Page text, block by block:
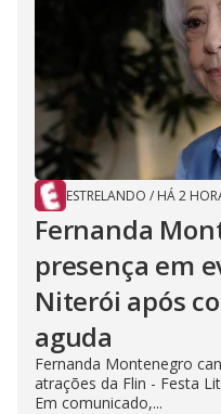
ESTRELANDO / HÁ 2
Fernanda
presença em
Niterói após
aguda
Fernanda Montenegro
atrações da Flin - Festa
Em comunicado,...